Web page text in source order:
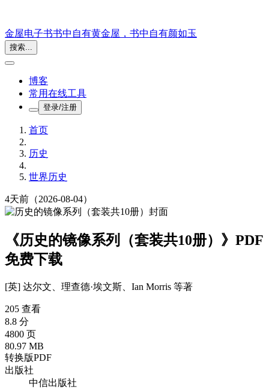
金屋电子书书中自有黄金屋，书中自有颜如玉
搜索...
博客
常用在线工具
登录/注册
首页
历史
世界历史
4天前 （2026-08-04）
《历史的镜像系列（套装共10册）》PDF
免费下载
[英] 达尔文、理查德·埃文斯、Ian Morris 等著
205 查看
8.8 分
4800 页
80.97 MB
转换版PDF
出版社
中信出版社